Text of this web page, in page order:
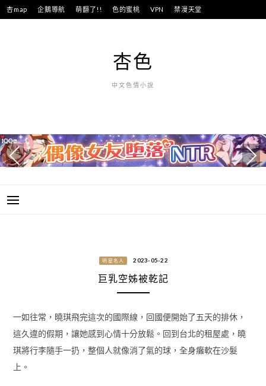
跳
至
杏map 企鵝導航 萌翻了!! 色的蜜桃 VPN 禁漫天堂
杏色
中文色情小說
明星名人 2023-05-22
巨乳空姊被乾記
一如往常，曉琪飛完這次的國際線，回國便開始了五天的排休，
這久違的假期，讓她感到心情十分放鬆。回到台北的租屋處，曉
琪將行李隨手一扔，整個人就像消了氣的球，全身癱軟在沙髮
上。